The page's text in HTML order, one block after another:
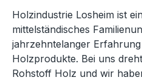
Holzindustrie Losheim ist
mittelständisches
jahrzehntelanger
Holzprodukte. Bei uns
Rohstoff Holz und wir